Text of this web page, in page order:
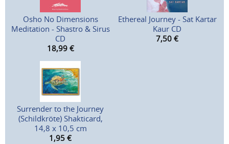
Osho No Dimensions
Meditation - Shastro & Sirus
CD
18,99 €
Ethereal Journey - Sat Kartar
Kaur CD
7,50 €
Surrender to the Journey
(Schildkröte) Shakticard,
14,8 x 10,5 cm
1,95 €